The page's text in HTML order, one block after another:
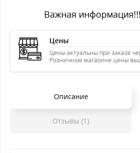
Важная информация!!!
Цены
Цены актуальны при заказе
Розничном магазине цены
Описание
Отзывы (1)